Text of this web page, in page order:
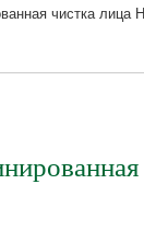
чистка лица